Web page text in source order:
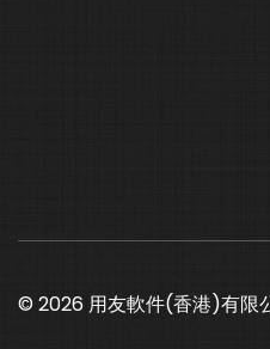
© 2026 用友軟件(香港)有限